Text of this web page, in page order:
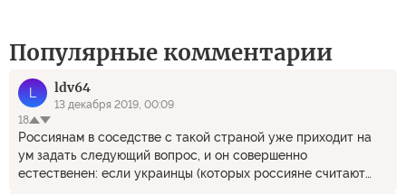
Популярные комментарии
L ldv64
13 декабря 2019, 00:09
18
Россиянам в соседстве с такой страной уже приходит на
ум задать следующий вопрос, и он совершенно
естественен: если украинцы (которых россияне считают